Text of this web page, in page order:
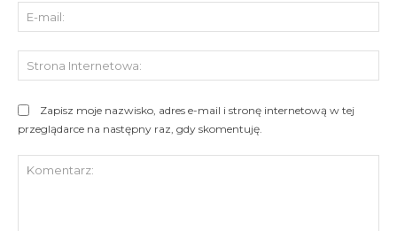
Zapisz moje nazwisko, adres e-mail i stronę internetową w tej
przeglądarce na następny raz, gdy skomentuję.